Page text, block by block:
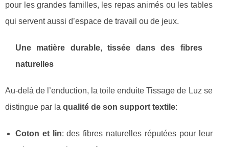
pour les grandes familles, les repas animés ou les tables
qui servent aussi d’espace de travail ou de jeux.
Une matière durable, tissée dans des fibres
naturelles
Au-delà de l’enduction, la toile enduite Tissage de Luz se
distingue par la qualité de son support textile:
Coton et lin: des fibres naturelles réputées pour leur